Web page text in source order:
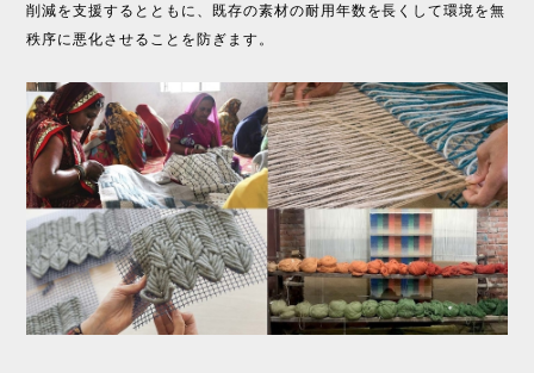
削減を支援するとともに、既存の素材の耐用年数を長くして環境を無
秩序に悪化させることを防ぎます。